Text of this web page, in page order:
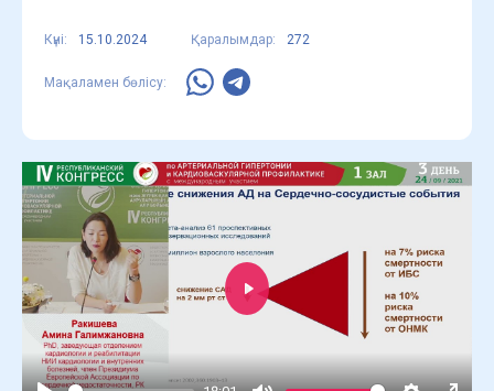
Күні: 15.10.2024 Қаралымдар: 272
Мақаламен бөлісу:
Play